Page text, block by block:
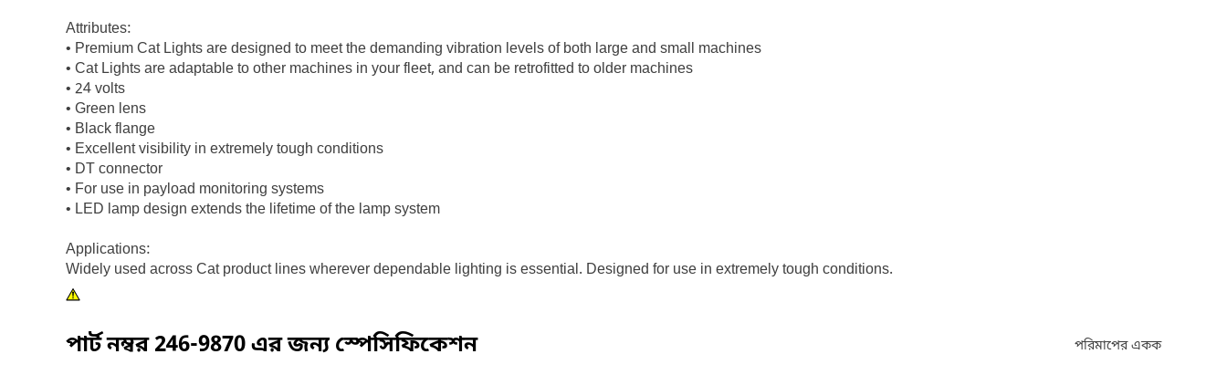
Attributes:
• Premium Cat Lights are designed to meet the demanding vibration levels of both large and small machines
• Cat Lights are adaptable to other machines in your fleet, and can be retrofitted to older machines
• 24 volts
• Green lens
• Black flange
• Excellent visibility in extremely tough conditions
• DT connector
• For use in payload monitoring systems
• LED lamp design extends the lifetime of the lamp system
Applications:
Widely used across Cat product lines wherever dependable lighting is essential. Designed for use in extremely tough conditions.
পার্ট নম্বর246-9870এর জন্য স্পেসিফিকেশন পরিমাপের একক